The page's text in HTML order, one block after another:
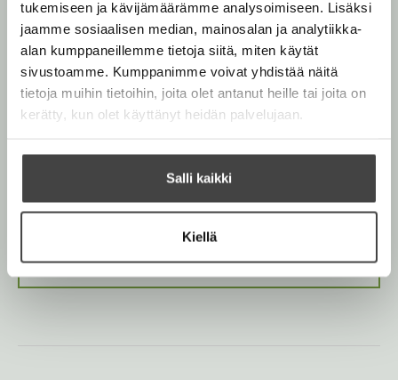
tukemiseen ja kävijämäärämme analysoimiseen. Lisäksi
jaamme sosiaalisen median, mainosalan ja analytiikka-
alan kumppaneillemme tietoja siitä, miten käytät
sivustoamme. Kumppanimme voivat yhdistää näitä
tietoja muihin tietoihin, joita olet antanut heille tai joita on
kerätty, kun olet käyttänyt heidän palvelujaan.
Salli kaikki
Kiellä
Oppaassa yhdistyvät historia, nähtävyydet ja
käytännön matkustusvinkit – ostoksia, ruokia,
huvittelua sekä ravintoloita ja hotelleja unohtamatta.
Taskukokoinen opas kulkee kätevästi matkalla mukana.
Kirjan kuvapankkikuvat